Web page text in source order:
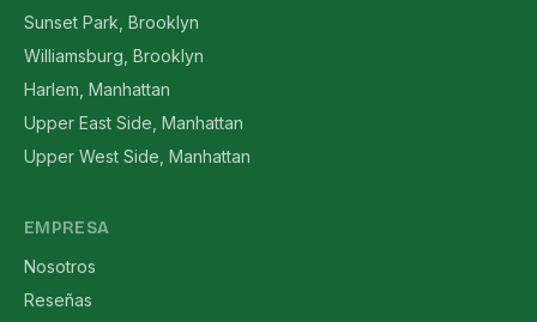
Sunset Park, Brooklyn
Williamsburg, Brooklyn
Harlem, Manhattan
Upper East Side, Manhattan
Upper West Side, Manhattan
EMPRESA
Nosotros
Reseñas